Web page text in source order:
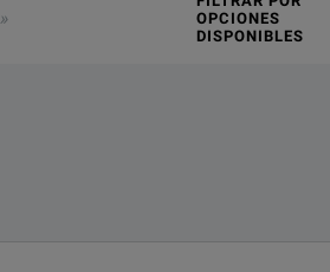
OPCIONES
DISPONIBLES